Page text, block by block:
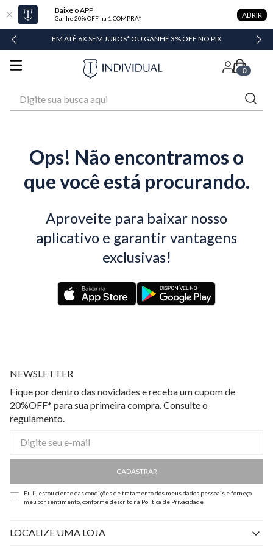
Baixe o APP
Ganhe 20% OFF na 1 COMPRA* ABRIR
EM ATÉ 6X SEM JUROS* OU GANHE 3% OFF NO PIX
0
Ops! Não encontramos o
que você está procurando.
Aproveite para baixar nosso
aplicativo e garantir vantagens
exclusivas!
NEWSLETTER
Fique por dentro das novidades e receba um cupom de
20%OFF* para sua primeira compra. Consulte o
regulamento.
CADASTRAR
Eu li, estou ciente das condições de tratamento dos meus dados pessoais e forneço
meu consentimento, conforme descrito na Política de Privacidade
LOCALIZE UMA LOJA